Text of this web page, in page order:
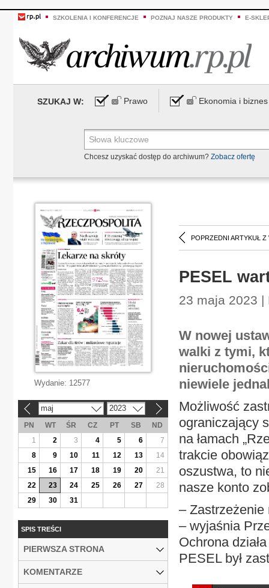
SZKOLENIA I KONFERENCJE POZNAJ NASZE PRODUKTY E-
SZUKAJ W: Prawo Ekonomia i biznes
Chcesz uzyskać dostęp do archiwum? Zobacz ofertę
POPRZEDNI ARTYKUŁ Z
PESEL
23 maja 2023 |
W nowej
walki z tymi,
niewiele
Możliwość
ograniczający
na łamach
trakcie
oszustwa, to
nasze konto
– Zastrzeżenie
– wyjaśnia
Ochrona
PESEL był
Wydanie: 12577
maj 2023
PN WT ŚR CZ PT SB
ND
1
2 3 4 5 6
7
8
9 10 11 12 13
14
15
16 17 18 19 20
21
22
23 24 25 26 27
28
29
30 31
SPIS TREŚCI
PIERWSZA STRONA
KOMENTARZE